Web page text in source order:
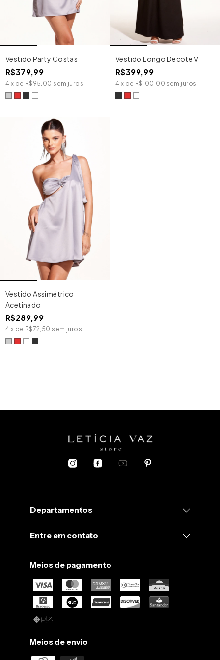
Vestido Party Costas
R$379,99
4 x de R$95,00 sem juros
Vestido Longo Decote V
R$399,99
4 x de R$100,00 sem juros
Vestido Assimétrico
Acetinado
R$289,99
4 x de R$72,50 sem juros
Departamentos
Entre em contato
Meios de pagamento
Meios de envio